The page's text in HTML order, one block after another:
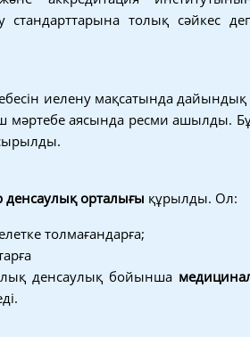
стандарттарына толық сәйкес
иелену мақсатында дайындық
мәртебе аясында ресми ашылды.
денсаулық орталығы құрылды. Ол:
толмағандарға;
денсаулық бойынша